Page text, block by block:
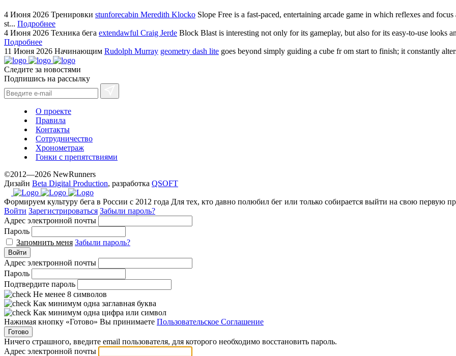
4 Июня 2026 Тренировки stunforecabin Meredith Klocko Slope Free is a fast-paced, entertaining arcade game in which reflexes and
st... Подробнее
4 Июня 2026 Техника бега extendawful Craig Jerde Block Blast is interesting not only for its gameplay, but also for its easy-to-use looks
Подробнее
11 Июня 2026 Начинающим Rudolph Murray geometry dash lite goes beyond simply guiding a cube fr om start to finish; it constantly
Следите за новостями
Подпишись на рассылку
О проекте
Правила
Контакты
Сотрудничество
Хронометраж
Гонки с препятствиями
©2012—2026 NewRunners
Дизайн Beta Digital Production, разработка QSOFT
Формируем культуру бега в России с 2012 года Для тех, кто давно полюбил бег или только собирается выйти на свою первую
Войти Зарегистрироваться Забыли пароль?
Адрес электронной почты
Пароль
Запомнить меня Забыли пароль?
Войти
Адрес электронной почты
Пароль
Подтвердите пароль
Не менее 8 символов
Как минимум одна заглавная буква
Как минимум одна цифра или символ
Нажимая кнопку «Готово» Вы принимаете Пользовательское Соглашение
Готово
Ничего страшного, введите email пользователя, для которого необходимо восстановить пароль.
Адрес электронной почты